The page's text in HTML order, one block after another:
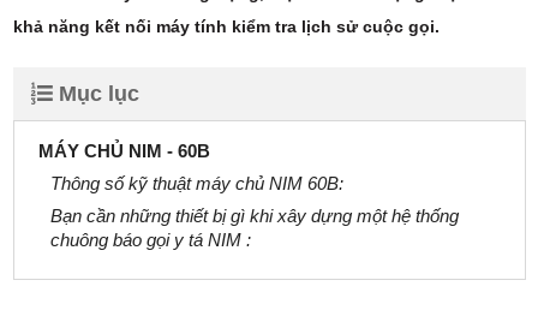
khả năng kết nối máy tính kiểm tra lịch sử cuộc gọi.
Mục lục
MÁY CHỦ NIM - 60B
Thông số kỹ thuật máy chủ NIM 60B:
Bạn cần những thiết bị gì khi xây dựng một hệ thống
chuông báo gọi y tá NIM :